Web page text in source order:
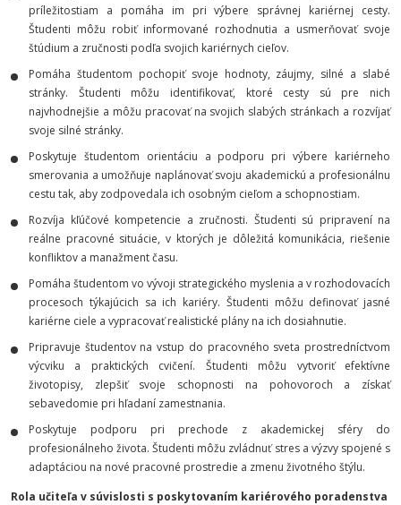
príležitostiam a pomáha im pri výbere správnej kariérnej cesty.
Študenti môžu robiť informované rozhodnutia a usmerňovať svoje
štúdium a zručnosti podľa svojich kariérnych cieľov.
Pomáha študentom pochopiť svoje hodnoty, záujmy, silné a slabé
stránky. Študenti môžu identifikovať, ktoré cesty sú pre nich
najvhodnejšie a môžu pracovať na svojich slabých stránkach a rozvíjať
svoje silné stránky.
Poskytuje študentom orientáciu a podporu pri výbere kariérneho
smerovania a umožňuje naplánovať svoju akademickú a profesionálnu
cestu tak, aby zodpovedala ich osobným cieľom a schopnostiam.
Rozvíja kľúčové kompetencie a zručnosti. Študenti sú pripravení na
reálne pracovné situácie, v ktorých je dôležitá komunikácia, riešenie
konfliktov a manažment času.
Pomáha študentom vo vývoji strategického myslenia a v rozhodovacích
procesoch týkajúcich sa ich kariéry. Študenti môžu definovať jasné
kariérne ciele a vypracovať realistické plány na ich dosiahnutie.
Pripravuje študentov na vstup do pracovného sveta prostredníctvom
výcviku a praktických cvičení. Študenti môžu vytvoriť efektívne
životopisy, zlepšiť svoje schopnosti na pohovoroch a získať
sebavedomie pri hľadaní zamestnania.
Poskytuje podporu pri prechode z akademickej sféry do
profesionálneho života. Študenti môžu zvládnuť stres a výzvy spojené s
adaptáciou na nové pracovné prostredie a zmenu životného štýlu.
Rola učiteľa v súvislosti s poskytovaním kariérového poradenstva